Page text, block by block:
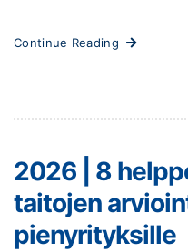
Continue Reading
2026 | 8
taitojen
pienyrityksille